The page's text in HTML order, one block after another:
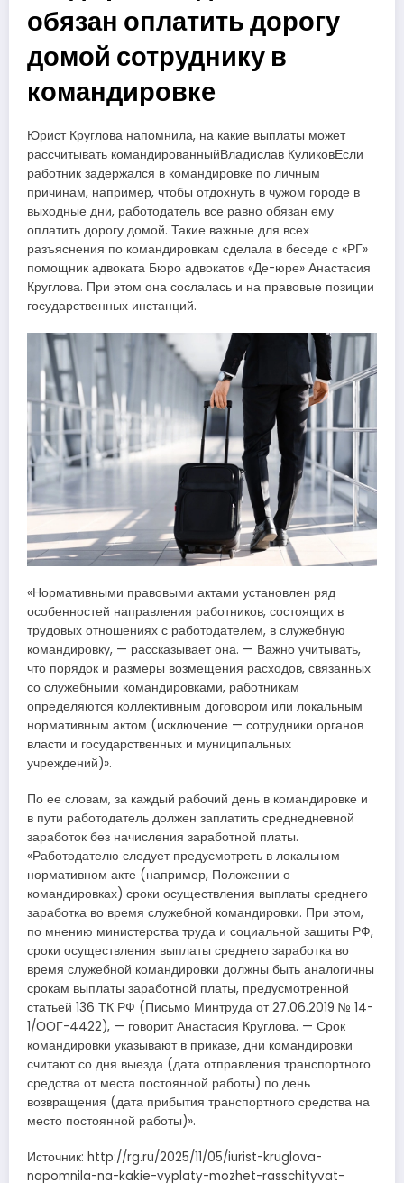
обязан оплатить дорогу
домой сотруднику в
командировке
Юрист Круглова напомнила, на какие выплаты может
рассчитывать командированныйВладислав КуликовЕсли
работник задержался в командировке по личным
причинам, например, чтобы отдохнуть в чужом городе в
выходные дни, работодатель все равно обязан ему
оплатить дорогу домой. Такие важные для всех
разъяснения по командировкам сделала в беседе с «РГ»
помощник адвоката Бюро адвокатов «Де-юре» Анастасия
Круглова. При этом она сослалась и на правовые позиции
государственных инстанций.
«Нормативными правовыми актами установлен ряд
особенностей направления работников, состоящих в
трудовых отношениях с работодателем, в служебную
командировку, — рассказывает она. — Важно учитывать,
что порядок и размеры возмещения расходов, связанных
со служебными командировками, работникам
определяются коллективным договором или локальным
нормативным актом (исключение — сотрудники органов
власти и государственных и муниципальных
учреждений)».
По ее словам, за каждый рабочий день в командировке и
в пути работодатель должен заплатить среднедневной
заработок без начисления заработной платы.
«Работодателю следует предусмотреть в локальном
нормативном акте (например, Положении о
командировках) сроки осуществления выплаты среднего
заработка во время служебной командировки. При этом,
по мнению министерства труда и социальной защиты РФ,
сроки осуществления выплаты среднего заработка во
время служебной командировки должны быть аналогичны
срокам выплаты заработной платы, предусмотренной
статьей 136 ТК РФ (Письмо Минтруда от 27.06.2019 № 14-
1/ООГ-4422), — говорит Анастасия Круглова. — Срок
командировки указывают в приказе, дни командировки
считают со дня выезда (дата отправления транспортного
средства от места постоянной работы) по день
возвращения (дата прибытия транспортного средства на
место постоянной работы)».
Источник: http://rg.ru/2025/11/05/iurist-kruglova-
napomnila-na-kakie-vyplaty-mozhet-rasschityvat-